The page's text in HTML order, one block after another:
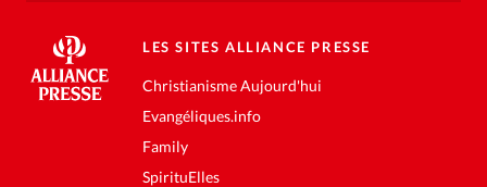
LES SITES ALLIANCE PRESSE
Christianisme Aujourd'hui
Evangéliques.info
Family
SpirituElles